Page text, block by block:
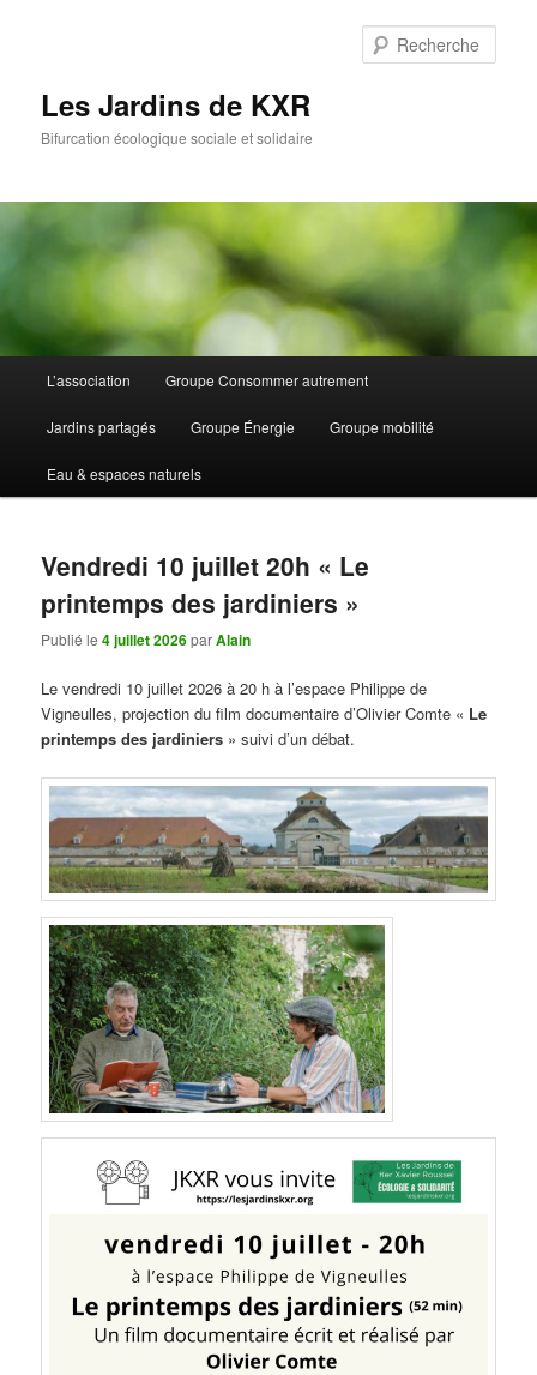
Les Jardins de KXR
Bifurcation écologique sociale et solidaire
principal
L’association Groupe Consommer autrement
Jardins partagés Groupe Énergie Groupe mobilité
Eau & espaces naturels
Vendredi 10 juillet 20h « Le
printemps des jardiniers »
Publié le4 juillet 2026parAlain
Le vendredi 10 juillet 2026 à 20 h à l’espace Philippe de
Vigneulles, projection du film documentaire d’Olivier Comte « Le
printemps des jardiniers » suivi d’un débat.